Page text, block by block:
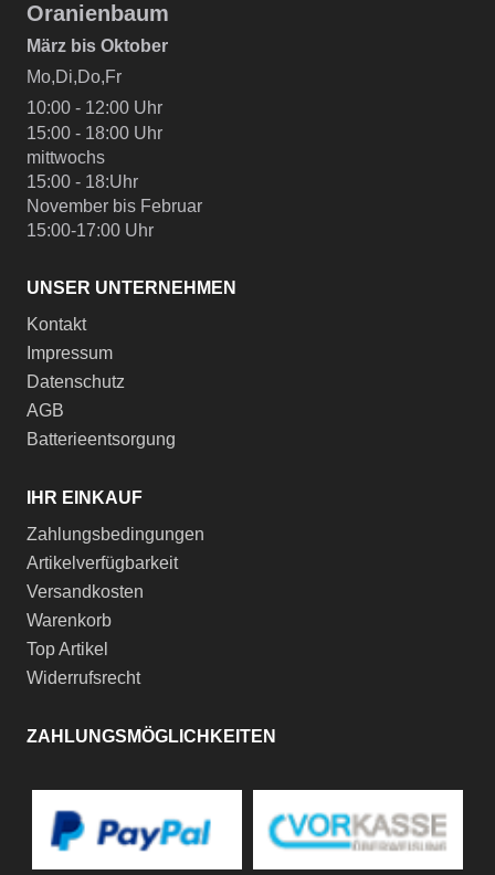
Oranienbaum
März bis Oktober
Mo,Di,Do,Fr
10:00 - 12:00 Uhr
15:00 - 18:00 Uhr
mittwochs
15:00 - 18:Uhr
November bis Februar
15:00-17:00 Uhr
UNSER UNTERNEHMEN
Kontakt
Impressum
Datenschutz
AGB
Batterieentsorgung
IHR EINKAUF
Zahlungsbedingungen
Artikelverfügbarkeit
Versandkosten
Warenkorb
Top Artikel
Widerrufsrecht
ZAHLUNGSMÖGLICHKEITEN